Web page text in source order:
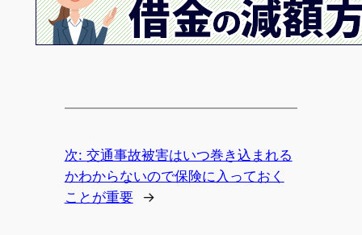
次: 交通事故被害はいつ巻き込まれる
かわからないので保険に入っておく
ことが重要
→